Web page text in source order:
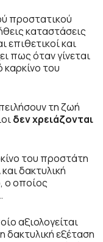
προστατικού
καταστάσεις
και
πως όταν γίνεται
του
τη ζωή
δεν χρειάζονται
του προστάτη
δακτυλική
ο οποίος
αξιολογείται
δακτυλική εξέταση